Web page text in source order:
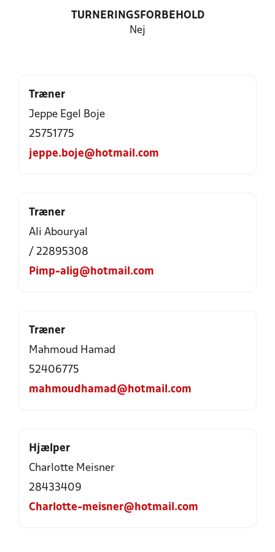
TURNERINGSFORBEHOLD
Nej
Træner
Jeppe Egel Boje
25751775
jeppe.boje@hotmail.com
Træner
Ali Abouryal
/ 22895308
Pimp-alig@hotmail.com
Træner
Mahmoud Hamad
52406775
mahmoudhamad@hotmail.com
Hjælper
Charlotte Meisner
28433409
Charlotte-meisner@hotmail.com